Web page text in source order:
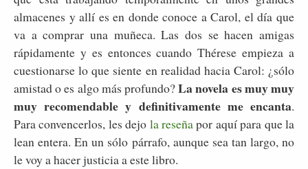
almacenes y allí es en donde conoce a Carol, el día que
va a comprar una muñeca. Las dos se hacen amigas
rápidamente y es entonces cuando Thérese empieza a
cuestionarse lo que siente en realidad hacia Carol: ¿sólo
amistad o es algo más profundo?La novela es muy muy
muy recomendable y definitivamente me encanta.
Para convencerlos, les dejo la reseñapor aquí para que la
lean entera. En un sólo párrafo, aunque sea tan largo, no
le voy a hacer justicia a este libro.